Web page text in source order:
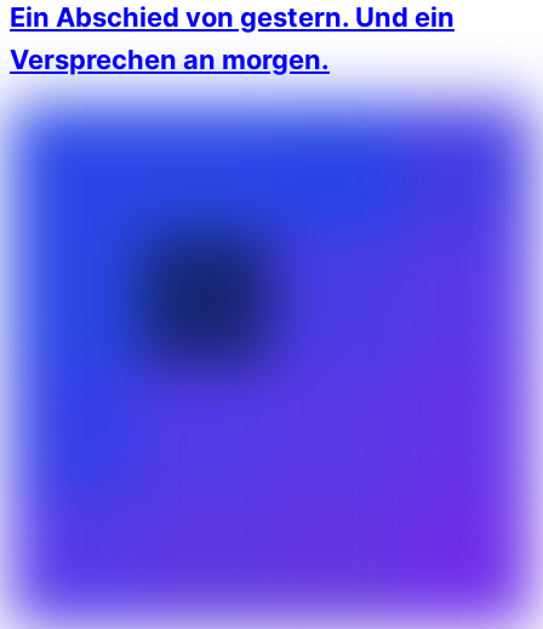
Ein Abschied von gestern. Und ein
Versprechen an morgen.